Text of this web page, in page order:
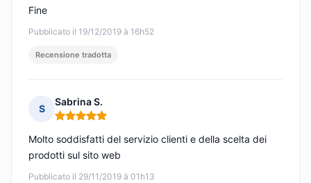
Pubblicato il 19/12/2019 à 16h52
Fine
Recensione tradotta
S
Sabrina S.
Nota: 5 su 5
Pubblicato il 29/11/2019 à 01h13
Molto soddisfatti del servizio clienti e della scelta dei
prodotti sul sito web